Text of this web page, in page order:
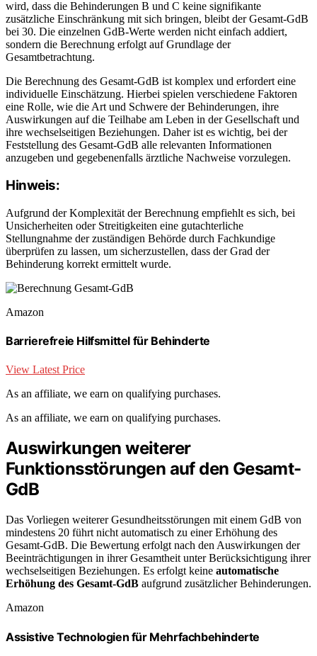
wird, dass die Behinderungen B und C keine signifikante
zusätzliche Einschränkung mit sich bringen, bleibt der Gesamt-GdB
bei 30. Die einzelnen GdB-Werte werden nicht einfach addiert,
sondern die Berechnung erfolgt auf Grundlage der
Gesamtbetrachtung.
Die Berechnung des Gesamt-GdB ist komplex und erfordert eine
individuelle Einschätzung. Hierbei spielen verschiedene Faktoren
eine Rolle, wie die Art und Schwere der Behinderungen, ihre
Auswirkungen auf die Teilhabe am Leben in der Gesellschaft und
ihre wechselseitigen Beziehungen. Daher ist es wichtig, bei der
Feststellung des Gesamt-GdB alle relevanten Informationen
anzugeben und gegebenenfalls ärztliche Nachweise vorzulegen.
Hinweis:
Aufgrund der Komplexität der Berechnung empfiehlt es sich, bei
Unsicherheiten oder Streitigkeiten eine gutachterliche
Stellungnahme der zuständigen Behörde durch Fachkundige
überprüfen zu lassen, um sicherzustellen, dass der Grad der
Behinderung korrekt ermittelt wurde.
Amazon
Barrierefreie Hilfsmittel für Behinderte
View Latest Price
As an affiliate, we earn on qualifying purchases.
As an affiliate, we earn on qualifying purchases.
Auswirkungen weiterer
Funktionsstörungen auf den Gesamt-
GdB
Das Vorliegen weiterer Gesundheitsstörungen mit einem GdB von
mindestens 20 führt nicht automatisch zu einer Erhöhung des
Gesamt-GdB. Die Bewertung erfolgt nach den Auswirkungen der
Beeinträchtigungen in ihrer Gesamtheit unter Berücksichtigung ihrer
wechselseitigen Beziehungen. Es erfolgt keine automatische
Erhöhung des Gesamt-GdB aufgrund zusätzlicher Behinderungen.
Amazon
Assistive Technologien für Mehrfachbehinderte